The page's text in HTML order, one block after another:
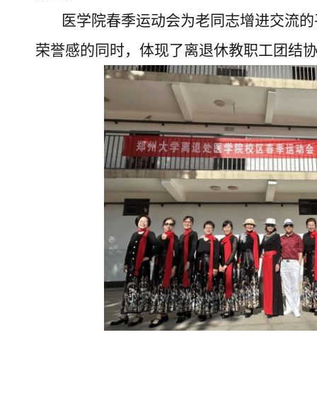
医学院春季运动会为老同志增进交流
荣誉感的同时，体现了离退休教职工团结